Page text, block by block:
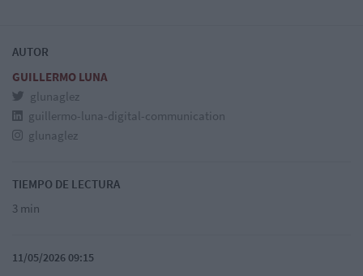
AUTOR
GUILLERMO LUNA
glunaglez
guillermo-luna-digital-communication
glunaglez
TIEMPO DE LECTURA
3 min
11/05/2026 09:15